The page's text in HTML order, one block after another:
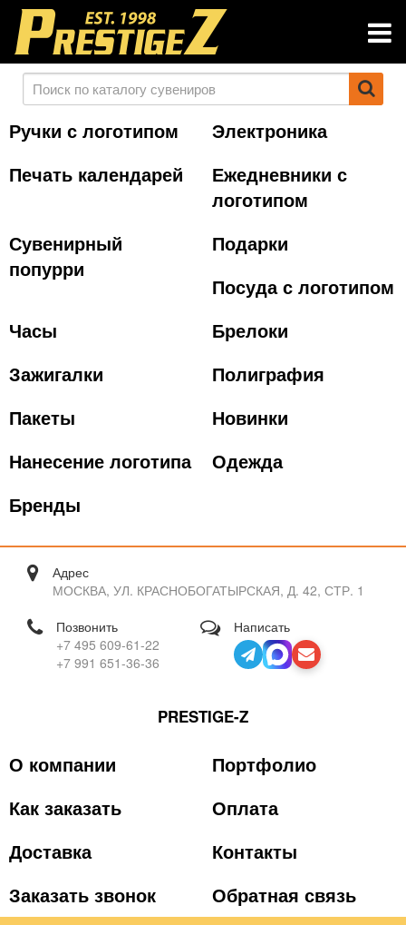
Ручки с логотипом
Электроника
Печать календарей
Ежедневники с
логотипом
Сувенирный
попурри
Подарки
Посуда с логотипом
Часы
Брелоки
Зажигалки
Полиграфия
Пакеты
Новинки
Нанесение логотипа
Одежда
Бренды
Адрес
МОСКВА, УЛ. КРАСНОБОГАТЫРСКАЯ, Д. 42, СТР. 1
Позвонить
+7 495 609-61-22
+7 991 651-36-36
Написать
PRESTIGE-Z
О компании
Портфолио
Как заказать
Оплата
Доставка
Контакты
Заказать звонок
Обратная связь